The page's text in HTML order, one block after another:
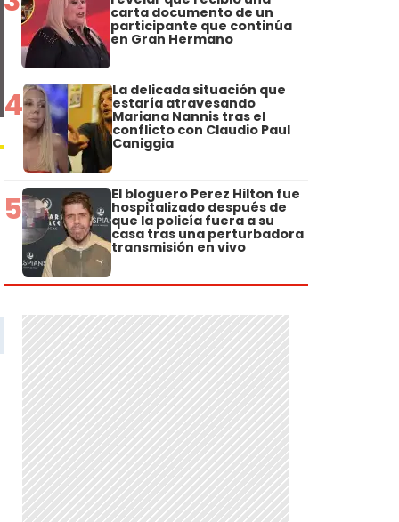
carta documento de un
participante que continúa
en Gran Hermano
4 La delicada situación que
estaría atravesando
Mariana Nannis tras el
conflicto con Claudio Paul
Caniggia
5 El bloguero Perez Hilton fue
hospitalizado después de
que la policía fuera a su
casa tras una perturbadora
transmisión en vivo